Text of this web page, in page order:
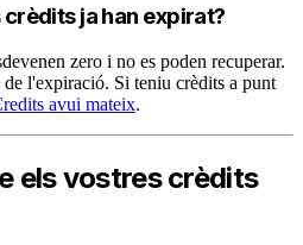
crèdits ja han expirat?
zero i no es poden recuperar.
l'expiració. Si teniu crèdits a punt
avui mateix.
els vostres crèdits